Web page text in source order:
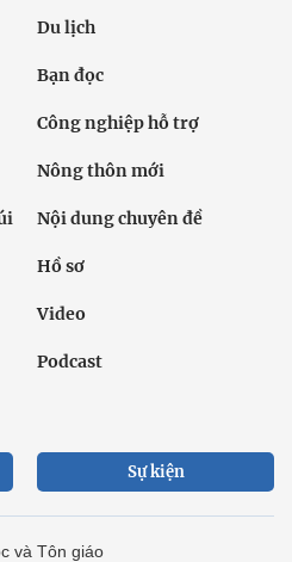
Du lịch
Bạn đọc
Công nghiệp hỗ trợ
Nông thôn mới
Nội dung chuyên đề
Hồ sơ
Video
Podcast
Sự kiện
và Tôn giáo